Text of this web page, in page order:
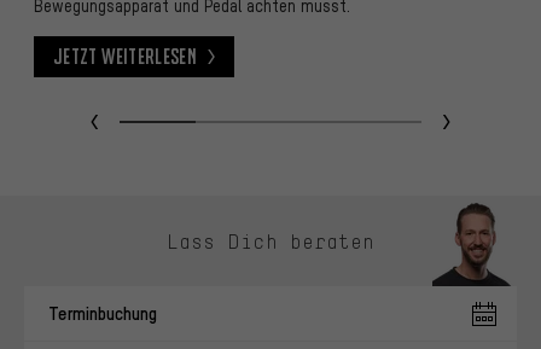
Bewegungsapparat und Pedal achten musst.
Jetzt weiterlesen
Lass Dich beraten
Terminbuchung